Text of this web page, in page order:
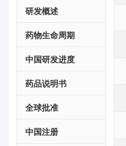
研发概述
药物生命周期
中国研发进度
药品说明书
全球批准
中国注册